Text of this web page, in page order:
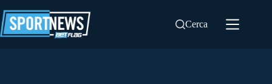
al
contenuto
Cerca